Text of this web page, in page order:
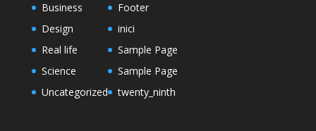
Business
Design
Real life
Science
Uncategorized
Footer
inici
Sample Page
Sample Page
twenty_ninth